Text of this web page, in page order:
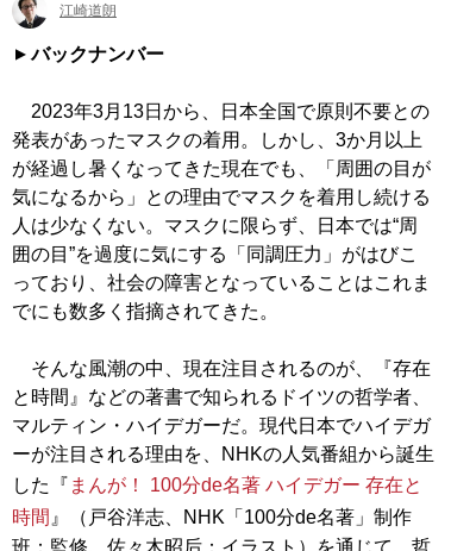
江崎道朗
バックナンバー
2023年3月13日から、日本全国で原則不要との
発表があったマスクの着用。しかし、3か月以上
が経過し暑くなってきた現在でも、「周囲の目が
気になるから」との理由でマスクを着用し続ける
人は少なくない。マスクに限らず、日本では“周
囲の目”を過度に気にする「同調圧力」がはびこ
っており、社会の障害となっていることはこれま
でにも数多く指摘されてきた。
そんな風潮の中、現在注目されるのが、『存在
と時間』などの著書で知られるドイツの哲学者、
マルティン・ハイデガーだ。現代日本でハイデガ
ーが注目される理由を、NHKの人気番組から誕生
した『 まんが！ 100分de名著 ハイデガー 存在と
時間 』（戸谷洋志、NHK「100分de名著」制作
班：監修、佐々木昭后：イラスト）を通じて、哲